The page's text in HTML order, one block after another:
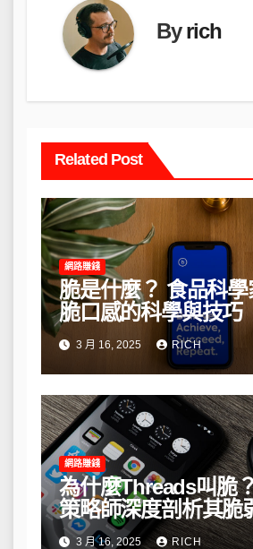
Byrich
Related Post
網路賺錢
脆是什麼？ 食品科
脆口感的科學與技巧
3 月 16, 2025 RICH
網路賺錢
為什麼Threads叫脆
策略師深度剖析其脆
3 月 16, 2025 RICH